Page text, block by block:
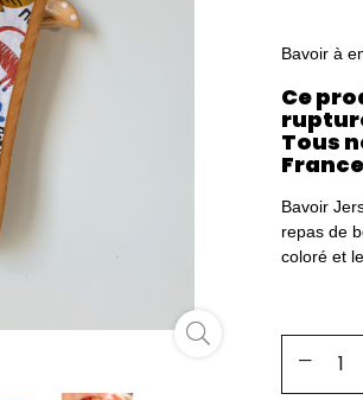
Bavoir à
Ce
Tous
Bavoir
repas de
coloré et